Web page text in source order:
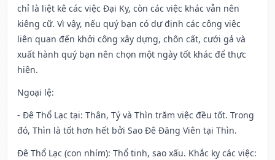
chỉ là liệt kê các việc Đại Kỵ, còn các việc khác vẫn nên
kiêng cữ. Vì vậy, nếu quý bạn có dự định các công việc
liên quan đến khởi công xây dựng, chôn cất, cưới gả và
xuất hành quý bạn nên chọn một ngày tốt khác để thực
hiện.
Ngoại lệ:
- Đê Thổ Lạc tại: Thân, Tý và Thìn trăm việc đều tốt. Trong
đó, Thìn là tốt hơn hết bởi Sao Đê Đăng Viên tại Thìn.
Đê Thổ Lạc (con nhím): Thổ tinh, sao xấu. Khắc kỵ các việc: